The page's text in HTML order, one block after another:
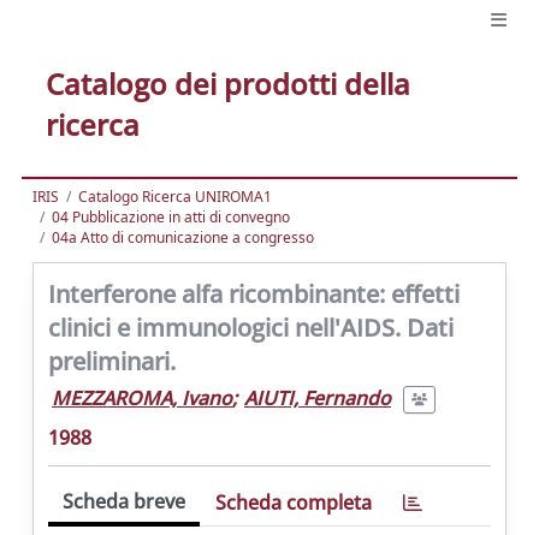
Catalogo dei prodotti della
ricerca
IRIS
Catalogo Ricerca UNIROMA1
04 Pubblicazione in atti di convegno
04a Atto di comunicazione a congresso
Interferone alfa ricombinante: effetti
clinici e immunologici nell'AIDS. Dati
preliminari.
MEZZAROMA, Ivano; AIUTI, Fernando
1988
Scheda breve Scheda completa